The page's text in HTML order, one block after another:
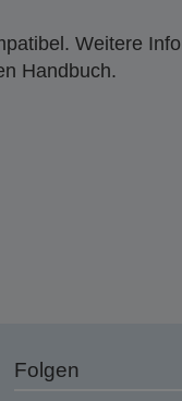
Weitere
Handbuch.
Folgen